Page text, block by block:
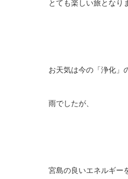
とても楽しい旅となり
お天気は今の「浄化」
雨でしたが、
宮島の良いエネルギー